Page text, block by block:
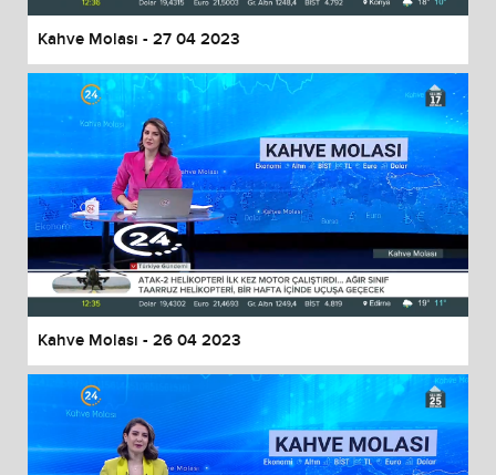
Kahve Molası - 27 04 2023
Kahve Molası - 26 04 2023